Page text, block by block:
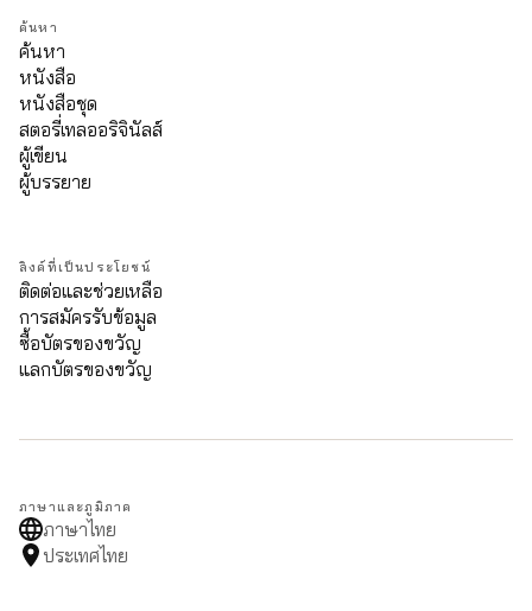
ค้นหา
ค้นหา
หนังสือ
หนังสือชุด
สตอรี่เทลออริจินัลส์
ผู้เขียน
ผู้บรรยาย
ลิงค์ที่เป็นประโยชน์
ติดต่อและช่วยเหลือ
การสมัครรับข้อมูล
ซื้อบัตรของขวัญ
แลกบัตรของขวัญ
ภาษาและภูมิภาค
ภาษาไทย
ประเทศไทย